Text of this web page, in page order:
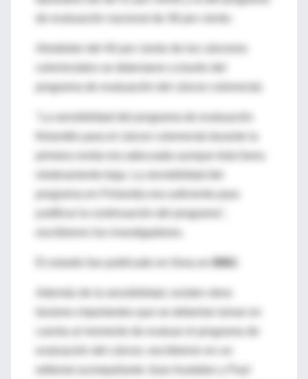
programa de evaluación del cáncer colorrectal.
"La sensibilidad del programa de evaluación
primera ronda era adecuada aunque ésta fuera
relativamente baja. La sensibilidad del
programa en Finlandia era suficiente para
justificar la continuación del programa",
escribieron los investigadores.
factores importantes que se deberían tomar en
cuenta al momento de evaluar el programa de